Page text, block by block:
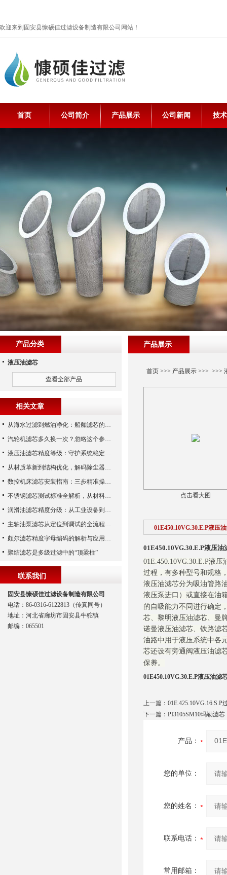
欢迎来到固安县慷硕佳过滤设备制造有限公司网站！
首页 公司简介 产品展示 公司新闻 技
产品展示
首页>>> 产品展示>>> >>>
点击看大图
01E450.10VG.30.E.P液压
01E450.10VG.30.E.P液压油
01E.450.10VG.30.E.P液
过程，有多种型号和规格
液压油滤芯分为吸油管路
液压泵进口）或直接在油
的自吸能力不同进行确定
芯、黎明液压油滤芯、曼
诺曼液压油滤芯、铁路滤
油路中用于液压系统中各
芯还设有旁通阀液压油滤
保养。
01E450.10VG.30.E.P液压油滤
上一篇： 01E.425.10VG.16.S.P
下一篇： PI3105SM10玛勒滤芯
产品：
您的单位：
您的姓名：
联系电话：
常用邮箱：
产品分类
液压油滤芯
查看全部产品
相关文章
从海水过滤到燃油净化：船舶滤芯的多场景应用解析
汽轮机滤芯多久换一次？忽略这个参数，机组非停损失可能上百万！
液压油滤芯精度等级：守护系统稳定与寿命的“微米标尺”
从材质革新到结构优化，解码除尘器滤芯性能跃升的核心逻辑
数控机床滤芯安装指南：三步精准操作，杜绝设备“亚健康”
不锈钢滤芯测试标准全解析，从材料性能到应用场景的严苛验证
润滑油滤芯精度分级：从工业设备到精密系统的过滤密码
主轴油泵滤芯从定位到调试的全流程解析
颇尔滤芯精度字母编码的解析与应用指南
聚结滤芯是多级过滤中的“顶梁柱”
联系我们
固安县慷硕佳过滤设备制造有限公司
电话：86-0316-6122813（传真同号）
地址：河北省廊坊市固安县牛驼镇
邮编：065501